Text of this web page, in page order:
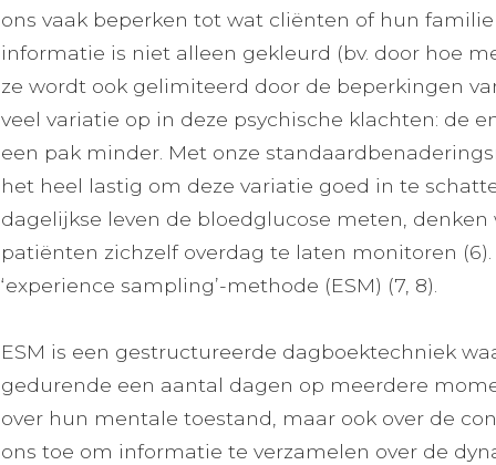
ons vaak beperken tot wat cliënten of hun
informatie is niet alleen gekleurd (bv. door hoe
ze wordt ook gelimiteerd door de beperkingen
veel variatie op in deze psychische klachten: de
een pak minder. Met onze
het heel lastig om deze variatie goed in te
dagelijkse leven de bloedglucose meten,
patiënten zichzelf overdag te laten monitoren
‘experience sampling’-methode (ESM) (7, 8).
ESM is een gestructureerde dagboektechniek
gedurende een aantal dagen op meerdere
over hun mentale toestand, maar ook over de
ons toe om informatie te verzamelen over de